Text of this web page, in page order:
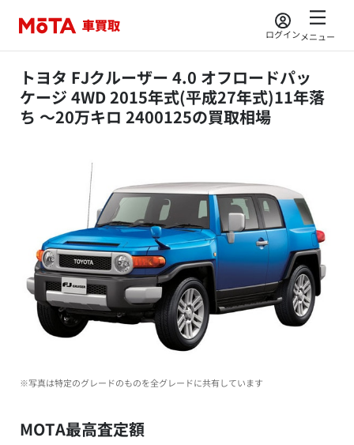
ログインメニュー
トヨタ FJクルーザー 4.0 オフロードパッ
ケージ 4WD 2015年式(平成27年式)11年落
ち ～20万キロ 2400125の買取相場
※写真は特定のグレードのものを全グレードに共有しています
MOTA最高査定額